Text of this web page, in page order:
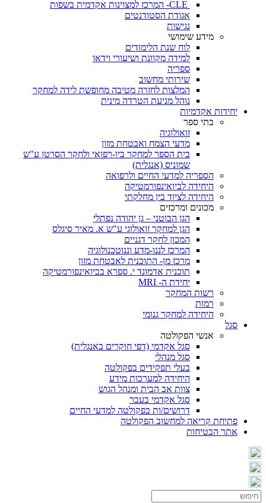
אגודת הסטודנטים
נגישות
מידע שימושי
לוח שנת הלימודים
למידה מקוונת ושיעורי וידאו
ספריה
שירותי מחשוב
המלצות לחזרה מטיבה מחופשת לידה למחקר
נוהל מניעת הטרדה מינית
יחידות אקדמיות
בתי ספר
זואולוגיה
מדעי הצמח ואבטחת מזון
בית הספר למחקר ביו-רפואי ולחקר הסרטן ע"ש
שמוניס (אנגלית)
הספריה למדעי החיים ולרפואה
היחידה לביואינפורמטיקה
היחידה לציוד בין מחלקתי
מכונים ומרכזים
הגן הבוטני – גן יהודה נפתלי
הגן למחקר זואולוגי ע"ש א. מאיר סיגלס
המכון לחקר דגניים
המרכז לננו-מדע וננוטכנולוגיה
מרכז מן- התוכנית לאבטחת מזון
תוכנית אדמונד י. ספרא בביואינפורמטיקה
יחידת ה- MRI
רשות המחקר
רמות
היחידה למחקר גנומי
סגל
אנשי הפקולטה
סגל אקדמי (דפי חוקרים באנגלית)
סגל מנהלי
בעלי תפקידים בפקולטה
היחידה למערכות מידע
צוות אב הבית ומנהל הגוש
סגל אקדמי בעבר
דרושים/ות בפקולטה למדעי החיים
פתיחת קריאה למחשוב הפקולטה
אתר הבטיחות